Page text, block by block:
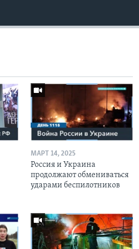
МАРТ 14, 2025
Россия и Украина
продолжают обмениваться
ударами беспилотников